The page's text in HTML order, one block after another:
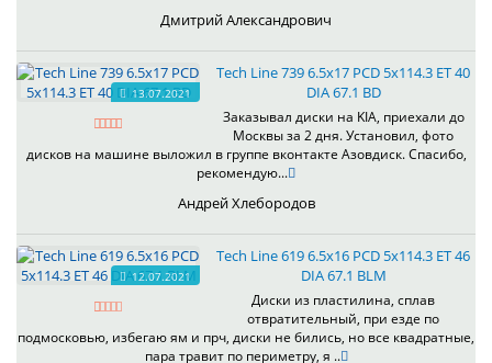
Дмитрий Александрович
13.07.2021
Tech Line 739 6.5x17 PCD 5x114.3 ET 40
DIA 67.1 BD
Заказывал диски на KIA, приехали до
Москвы за 2 дня. Установил, фото
дисков на машине выложил в группе вконтакте Азовдиск. Спасибо,
рекомендую...
Андрей Хлебородов
12.07.2021
Tech Line 619 6.5x16 PCD 5x114.3 ET 46
DIA 67.1 BLM
Диски из пластилина, сплав
отвратительный, при езде по
подмосковью, избегаю ям и прч, диски не бились, но все квадратные,
пара травит по периметру, я ..